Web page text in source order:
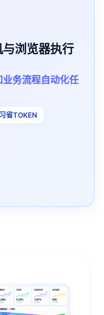
浏览器执行
务流程自动化任
省TOKEN